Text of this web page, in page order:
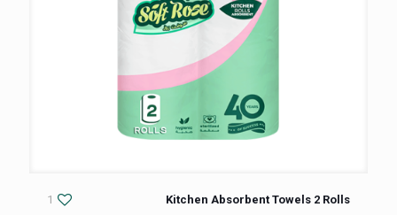
Kitchen Absorbent Towels 2 Rolls
1